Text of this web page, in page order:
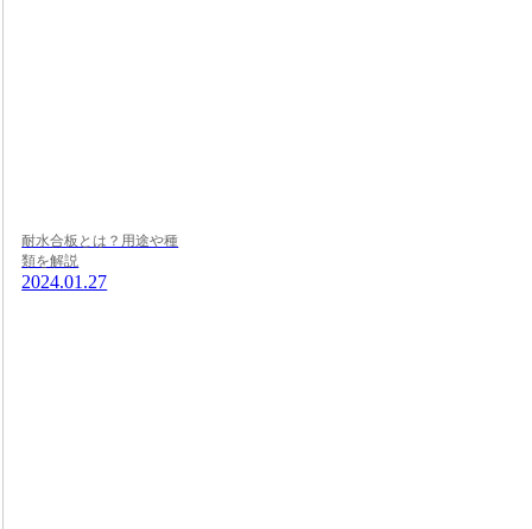
耐水合板とは？用途や種
類を解説
2024.01.27